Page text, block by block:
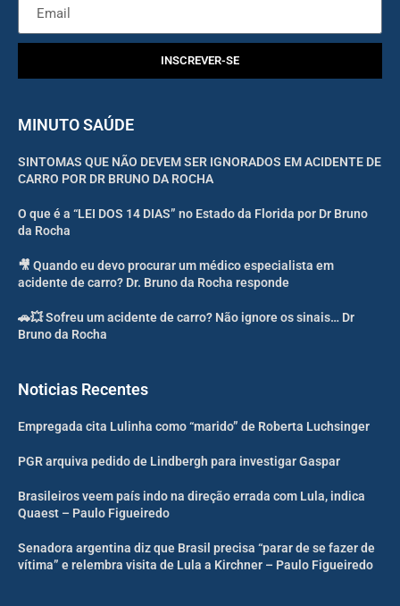
INSCREVER-SE
MINUTO SAÚDE
SINTOMAS QUE NÃO DEVEM SER IGNORADOS EM ACIDENTE DE
CARRO POR DR BRUNO DA ROCHA
O que é a “LEI DOS 14 DIAS” no Estado da Florida por Dr Bruno
da Rocha
🎥 Quando eu devo procurar um médico especialista em
acidente de carro? Dr. Bruno da Rocha responde
🚗💥 Sofreu um acidente de carro? Não ignore os sinais… Dr
Bruno da Rocha
Noticias Recentes
Empregada cita Lulinha como “marido” de Roberta Luchsinger
PGR arquiva pedido de Lindbergh para investigar Gaspar
Brasileiros veem país indo na direção errada com Lula, indica
Quaest – Paulo Figueiredo
Senadora argentina diz que Brasil precisa “parar de se fazer de
vítima” e relembra visita de Lula a Kirchner – Paulo Figueiredo